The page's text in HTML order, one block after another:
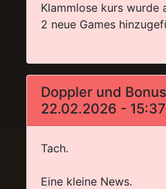
Klammlose kurs wurde
2 neue Games
Doppler und
22.02.2026 -
Tach.
Eine kleine News.